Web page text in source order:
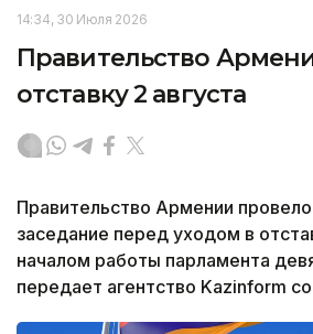
14:34, 30 Июля 2026
Правительство
отставку 2 августа
Правительство Армении
заседание перед уходом в
началом работы парламента
передает агентство Kazinform